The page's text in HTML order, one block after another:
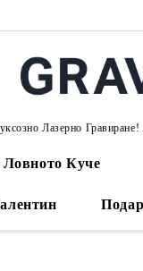
Лазерно
Ловното Куче